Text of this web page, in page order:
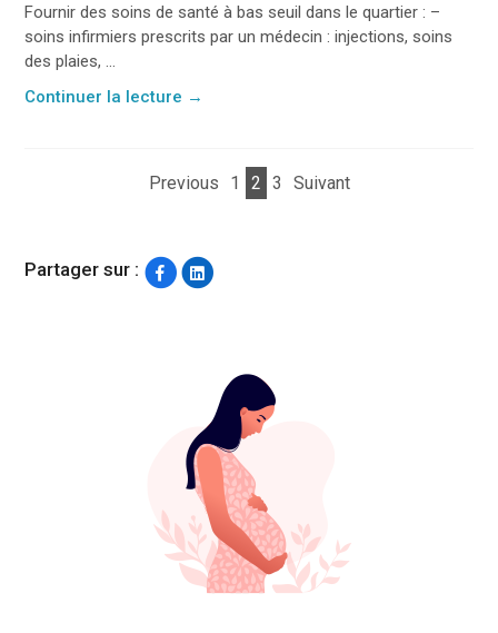
Fournir des soins de santé à bas seuil dans le quartier : –
soins infirmiers prescrits par un médecin : injections, soins
des plaies, ...
Continuer la lecture →
Previous 1 2 3 Suivant
Partager sur :